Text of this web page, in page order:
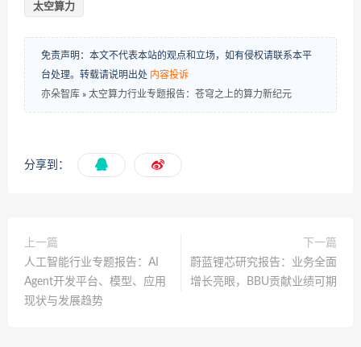
太空算力
免责声明：本文不代表本站的观点和立场，如有侵权请联系本平
台处理。转载请说明出处 内容投诉
亦朵智库 » 太空算力行业专题报告：苍穹之上的算力新纪元
分享到：
上一篇
人工智能行业专题报告：AI
Agent开发平台、模型、应用
现状与发展趋势
下一篇
蔚蓝锂芯研究报告：业务全面
增长亮眼，BBU贡献业绩可期